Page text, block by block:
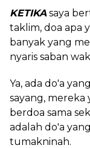
KETIKAsaya
taklim, doa apa
banyak yang
nyaris saban
Ya, ada do'a
sayang, mereka
berdoa sama
adalah do'a
tumakninah.